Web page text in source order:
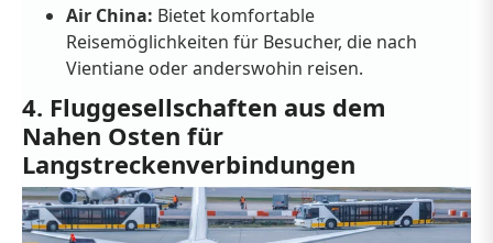
Air China: Bietet komfortable
Reisemöglichkeiten für Besucher, die nach
Vientiane oder anderswohin reisen.
4. Fluggesellschaften aus dem
Nahen Osten für
Langstreckenverbindungen